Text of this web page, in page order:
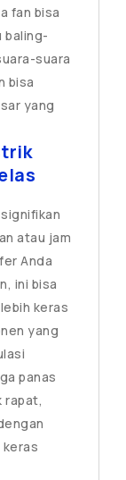
fan bisa
baling-
suara
bisa
yang
atau jam
Anda
ini bisa
keras
yang
panas
rapat,